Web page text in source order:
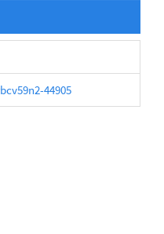
44905